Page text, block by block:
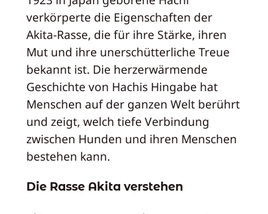
verkörperte die Eigenschaften der
Akita-Rasse, die für ihre Stärke, ihren
Mut und ihre unerschütterliche Treue
bekannt ist. Die herzerwärmende
Geschichte von Hachis Hingabe hat
Menschen auf der ganzen Welt berührt
und zeigt, welch tiefe Verbindung
zwischen Hunden und ihren Menschen
bestehen kann.
Die Rasse Akita verstehen